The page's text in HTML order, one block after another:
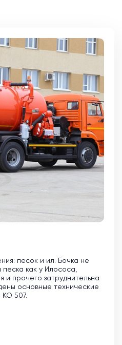
песок и ил. Бочка не
как у Илососа,
и прочего затруднительна
основные технические
КО 507.